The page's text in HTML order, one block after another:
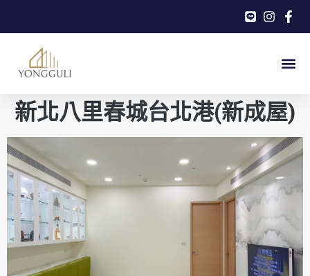
新北八里春城台北港(新成屋)